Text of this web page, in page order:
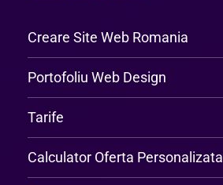
Creare Site Web Romania
Portofoliu Web Design
Tarife
Calculator Oferta Personalizata